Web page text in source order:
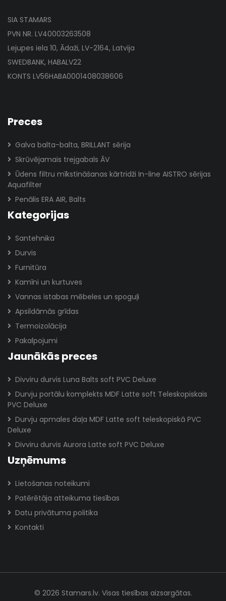
SIA STAMARS
PVN NR. LV40003263508
Lejupes iela 10, Ādaži, LV-2164, Latvija
SWEDBANK, HABALV22
KONTS LV56HABA0001408038606
Preces
Galva balta-balta, BRILLANT sērija
Skrūvējamais trejgabals ĀV
Ūdens filtru mīkstināšanas kārtridži In-line AISTRO sērijas
Aquafilter
Penālis ERA AIR, Balts
Kategorijas
Santehnika
Durvis
Furnitūra
Kamīni un kurtuves
Vannas istabas mēbeles un spoguļi
Apsildāmās grīdas
Termoizolācija
Pakalpojumi
Jaunākās preces
Divviru durvis Luna Balts soft PVC Deluxe
Durvju portālu komplekts MDF Latte soft Teleskopiskais
PVC Deluxe
Durvju apmales daļa MDF Latte soft teleskopiskā PVC
Deluxe
Divviru durvis Aurora Latte soft PVC Deluxe
Uzņēmums
Lietošanas noteikumi
Patērētāja atteikuma tiesības
Datu privātuma politika
Kontakti
© 2026 Stamars.lv. Visas tiesības aizsargātas.